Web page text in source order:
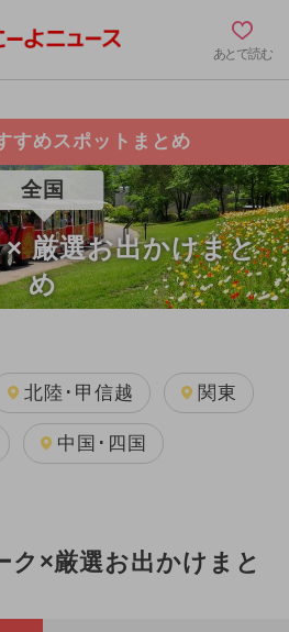
あとで読む
すめスポットまとめ
全国
厳選お出かけまと
め
北陸･甲信越 関東
中国･四国
ク×厳選お出かけまと